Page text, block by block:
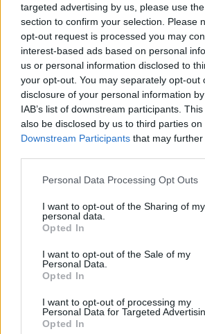
targeted advertising by us, please use
section to confirm your selection. Please
opt-out request is processed you may
interest-based ads based on personal
us or personal information disclosed to
your opt-out. You may separately opt-out
disclosure of your personal information
IAB’s list of downstream participants.
also be disclosed by us to third parties on
Downstream Participants that may
Personal Data Processing Opt Outs
I want to opt-out of the Sharing of my
personal data.
Opted In
I want to opt-out of the Sale of my
Personal Data.
Opted In
I want to opt-out of processing my
Personal Data for Targeted
Opted In
Rozhovory
Vladimír Král: Tři tisíce voličů
o směřování třicetitisícové
Radek Ctibor - 6. 10. 2022
PŘÍBRAM – Komunální volby jsou už minulostí,
známa a ustavující zastupitelstvo se podle
října. Nicméně jednotlivé...
Šance pro Příbram: Hledá se
který nepomlouvá